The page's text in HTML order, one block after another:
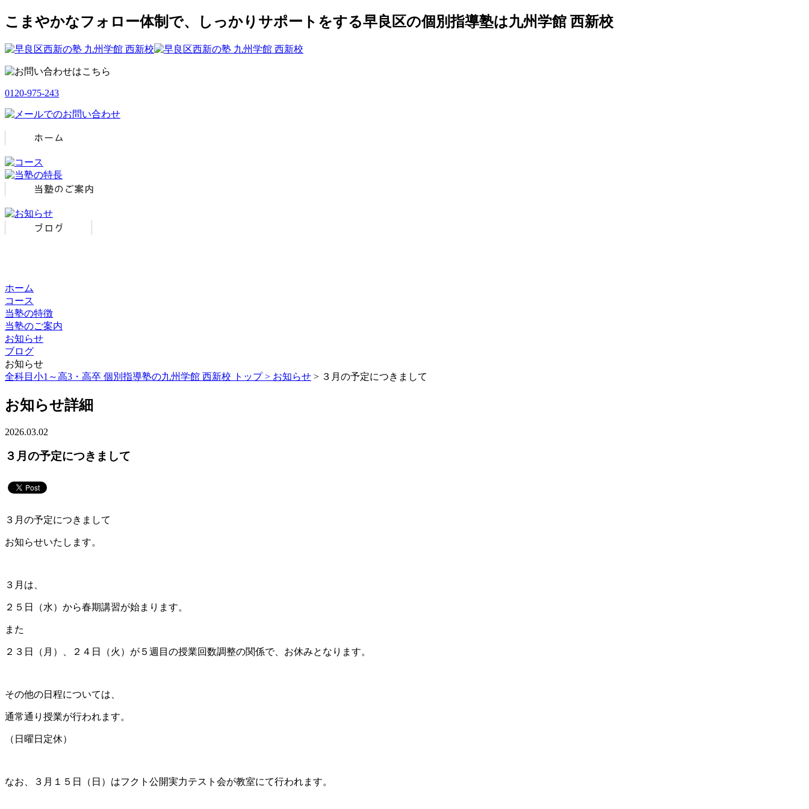
こまやかなフォロー体制で、しっかりサポートをする早良区の個別指導塾は九州学館 西新校
0120-975-243
ホーム
コース
当塾の特徴
当塾のご案内
お知らせ
ブログ
お知らせ
全科目小1～高3・高卒 個別指導塾の九州学館 西新校 トップ > お知らせ > ３月の予定につきまして
お知らせ詳細
2026.03.02
３月の予定につきまして
３月の予定につきまして
お知らせいたします。
３月は、
２５日（水）から春期講習が始まります。
また
２３日（月）、２４日（火）が５週目の授業回数調整の関係で、お休みとなります。
その他の日程については、
通常通り授業が行われます。
（日曜日定休）
なお、３月１５日（日）はフクト公開実力テスト会が教室にて行われます。